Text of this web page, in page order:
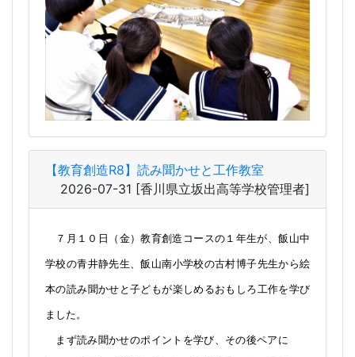
【教育創造R8】読み聞かせと工作教室
2026-07-31 [香川県立坂出高等学校管理者]
７月１０日（金）教育創造コースの１年生が、飯山中
学校の青井静先生、飯山南小学校の古村博子先生から絵